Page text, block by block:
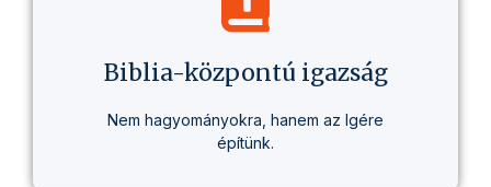
olyan életmódról, amely valódi változást
hoz – egészségben, gondolkodásban és
Biblia-központú igazság
Nem hagyományokra, hanem az Igére
építünk.